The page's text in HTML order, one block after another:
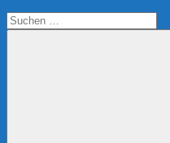
Suchen
nach: